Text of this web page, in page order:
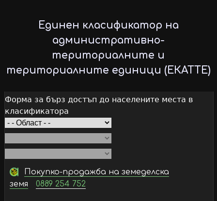
to
main
content
Единен класификатор на
административно-
териториалните и
териториалните единици (ЕКАТТЕ)
Форма за бърз достъп до населените места в
класификатора
Покупко-продажба на земеделска
земя
0889 254 752